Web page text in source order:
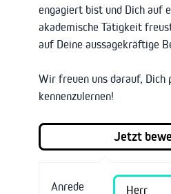
engagiert bist und Dich auf
akademische Tätigkeit
auf Deine aussagekräftige
Wir freuen uns darauf, Dich
kennenzulernen!
Anrede